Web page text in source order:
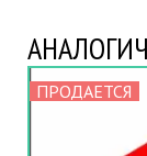
ПРОДАЕТСЯ